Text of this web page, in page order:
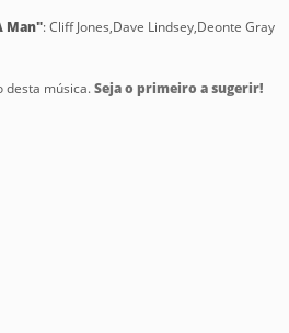
Man": Cliff Jones,Dave Lindsey,Deonte Gray
desta música.Seja o primeiro a sugerir!